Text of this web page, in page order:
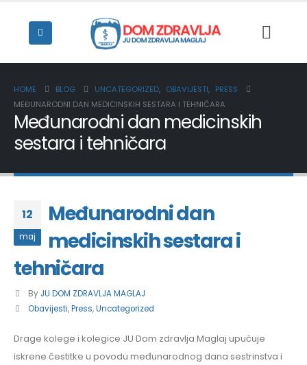
HOME BLOG UNCATEGORIZED, OBAVIJESTI, PRESS
MEĐUNARODNI DAN MEDICINSKIH SESTARA I TEHNIČARA
Međunarodni dan medicinskih
sestara i tehničara
12
maj
Međunarodni dan
medicinskih sestara i
tehničara
By JU DOM ZDRAVLJA MAGLAJ
Obavijesti,Press,Uncategorized
Drage kolege i kolegice JU Dom zdravlja Maglaj upućuje
iskrene čestitke u povodu međunarodnog dana sestrinstva i